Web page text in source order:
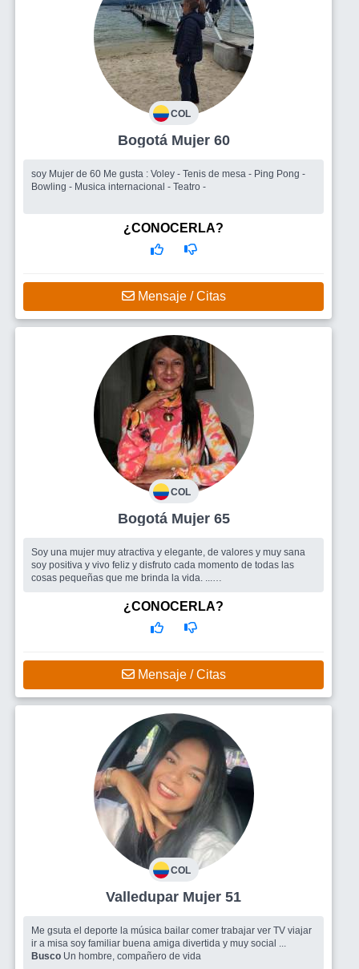
COL
Bogotá Mujer 60
soy Mujer de 60 Me gusta : Voley - Tenis de mesa - Ping Pong -
Bowling - Musica internacional - Teatro -
¿CONOCERLA?
Mensaje / Citas
COL
Bogotá Mujer 65
Soy una mujer muy atractiva y elegante, de valores y muy sana
soy positiva y vivo feliz y disfruto cada momento de todas las
cosas pequeñas que me brinda la vida. ...
¿CONOCERLA?
Mensaje / Citas
COL
Valledupar Mujer 51
Me gsuta el deporte la música bailar comer trabajar ver TV viajar
ir a misa soy familiar buena amiga divertida y muy social ...
Busco Un hombre, compañero de vida